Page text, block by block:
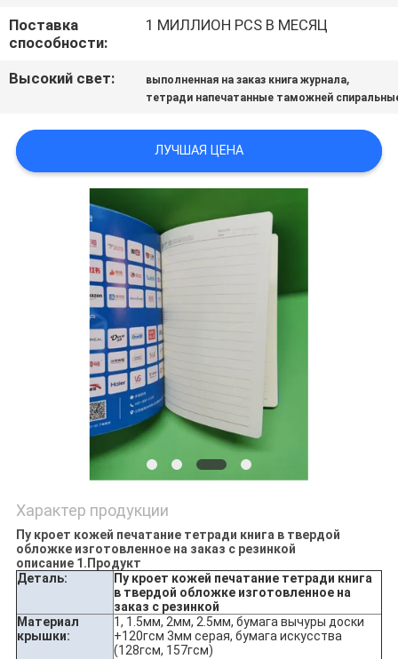
Поставка
способности:
1 МИЛЛИОН PCS В МЕСЯЦ
Высокий свет: выполненная на заказ книга журнала,
тетради напечатанные таможней
ЛУЧШАЯ ЦЕНА
Характер продукции
Пу кроет кожей печатание тетради книга в твердой
обложке изготовленное на заказ с резинкой
описание 1.Продукт
Деталь:
Пу кроет кожей печатание тетради книга
в твердой обложке изготовленное на
заказ с резинкой
Материал
крышки:
1, 1.5мм, 2мм, 2.5мм, бумага вычуры доски
+120гсм 3мм серая, бумага искусства
(128гсм, 157гсм)